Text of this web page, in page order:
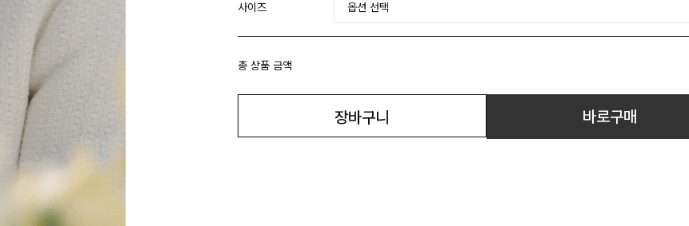
사이즈
총 상품 금액
장바구니 바로구매